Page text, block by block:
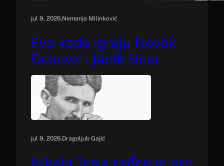
jul 9, 2026.Nemanja Milinković
Evo kada igraju Novak
Đoković i Janik Siner
jul 9, 2026.Dragoljub Gajić
Nikola Tesla rođen je pre